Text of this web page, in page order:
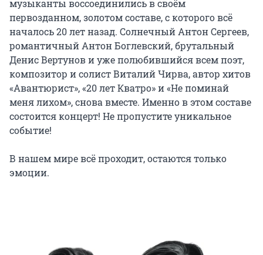
музыканты воссоединились в своём
первозданном, золотом составе, с которого всё
началось 20 лет назад. Солнечный Антон Сергеев,
романтичный Антон Боглевский, брутальный
Денис Вертунов и уже полюбившийся всем поэт,
композитор и солист Виталий Чирва, автор хитов
«Авантюрист», «20 лет Кватро» и «Не поминай
меня лихом», снова вместе. Именно в этом составе
состоится концерт! Не пропустите уникальное
событие!
В нашем мире всё проходит, остаются только
эмоции.